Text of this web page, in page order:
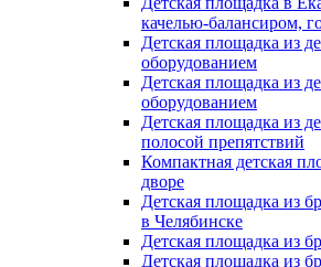
качелью-балансиром,
Детская площадка из
оборудованием
Детская площадка из
оборудованием
Детская площадка из
полосой препятствий
Компактная детская
дворе
Детская площадка из
в Челябинске
Детская площадка из
Детская площадка из